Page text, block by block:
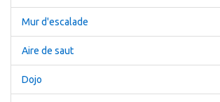
Mur d'escalade
Aire de saut
Dojo